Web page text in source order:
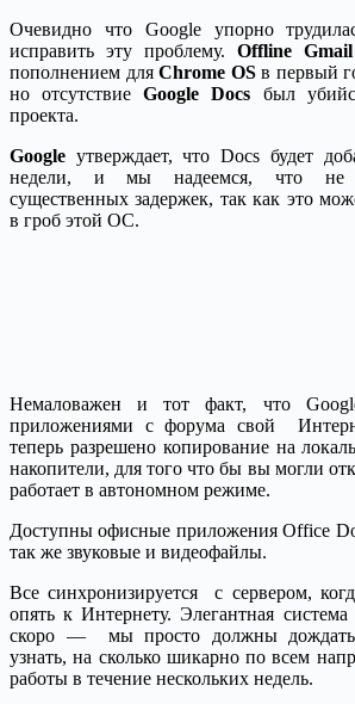
Очевидно что Google упорно
исправить эту проблему. Offline Gmail
пополнением для Chrome OSв первый
но отсутствиеGoogle Docs был
проекта.
Google утверждает, что Docs будет
недели, и мы надеемся, что не
существенных задержек, так как это
в гроб этой ОС.
Немаловажен и тот факт, что
приложениями с форума свой
теперь разрешено копирование на
накопители, для того что бы вы могли
работает в автономном режиме.
Доступны офисные приложения Office
так же звуковые и видеофайлы.
Все синхронизируется с сервером,
опять к Интернету. Элегантная система
скоро — мы просто должны
узнать, на сколько шикарно по всем
работы в течение нескольких недель.